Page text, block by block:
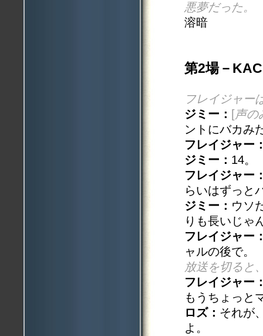
悪夢だった。
溶暗
第2場－
フレイジャー
ジミー： [声の
ントにバカみ
フレイジャー
ジミー： 14。
フレイジャー
らいはずっと
ジミー： ウソ
りも長いじゃ
フレイジャー
ャルの後で。
放送を切ると
フレイジャー
もうちょっと
ロズ： それが
よ。